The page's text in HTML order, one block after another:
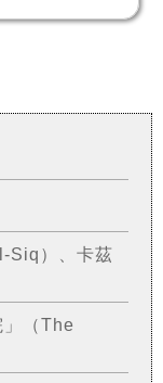
Siq）、卡茲
（The